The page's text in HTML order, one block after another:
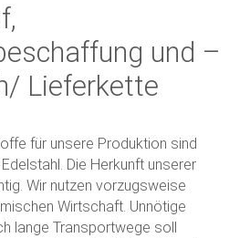
und –
Lieferkette
für unsere Produktion sind
Die Herkunft unserer
Wir nutzen vorzugsweise
Wirtschaft. Unnötige
lange Transportwege soll